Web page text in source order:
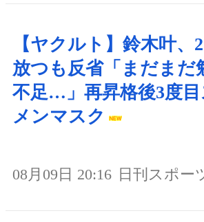
【ヤクルト】鈴木叶、
放つも反省「まだまだ
不足…」再昇格後3度目
メンマスク
08月09日 20:16 日刊スポー